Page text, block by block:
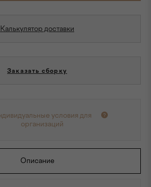
Калькулятор доставки
Заказать сборку
условия для
организаций
Описание